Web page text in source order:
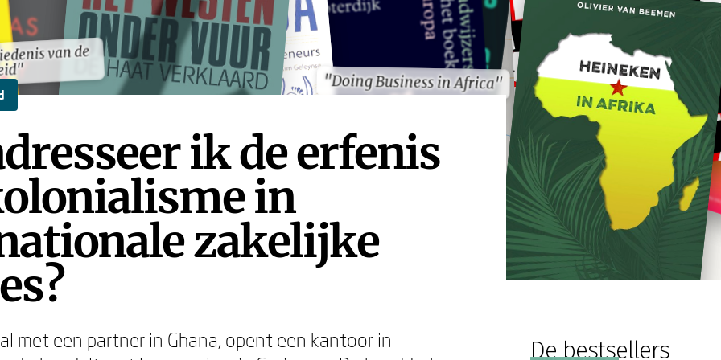
van de
"Doing Business in Africa"
van de
"Doing Business in Africa"
ik de erfenis
in
zakelijke
met een partner in Ghana, opent een kantoor in
De bestsellers